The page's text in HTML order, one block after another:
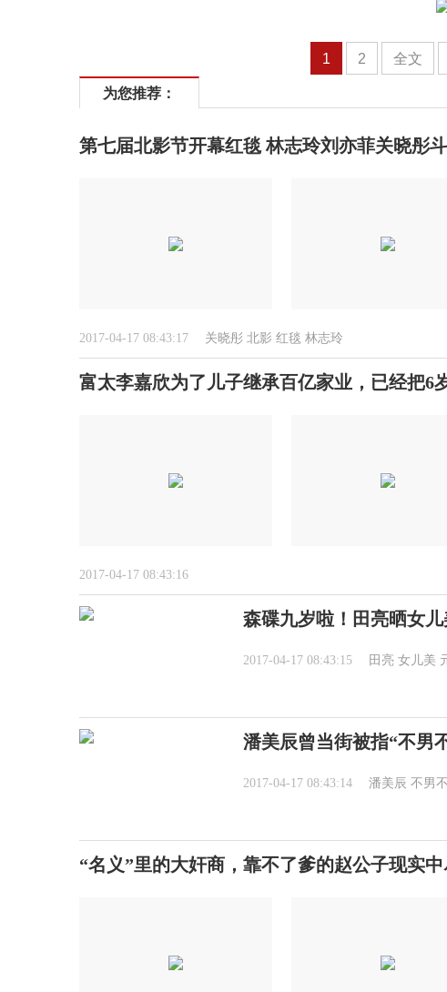
1 2 全文
为您推荐：
第七届北影节开幕红毯 林志玲刘亦菲关晓彤
2017-04-17 08:43:17 关晓彤 北影 红毯 林志玲
富太李嘉欣为了儿子继承百亿家业，已经把6
2017-04-17 08:43:16
森碟九岁啦！田亮晒女
2017-04-17 08:43:15 田亮 女儿美
潘美辰曾当街被指“不男
2017-04-17 08:43:14 潘美辰 不男
“名义”里的大奸商，靠不了爹的赵公子现实